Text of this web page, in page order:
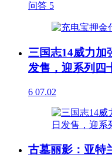
问答 5
三国志14威力加
发售，迎系列四
6 07.02
古墓丽影：亚特